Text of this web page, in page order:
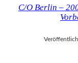
C/O Berlin –